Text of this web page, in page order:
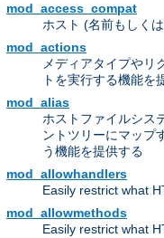
mod_access_compat
ホスト (名前もしく
mod_actions
メディアタイプやリ
トを実行する機能を
mod_alias
ホストファイルシス
ントツリーにマップ
う機能を提供する
mod_allowhandlers
Easily restrict what
mod_allowmethods
Easily restrict what